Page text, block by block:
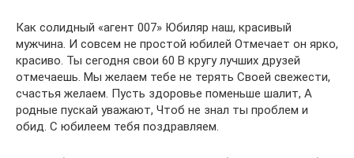
Как солидный «агент 007» Юбиляр наш, красивый
мужчина. И совсем не простой юбилей Отмечает он ярко,
красиво. Ты сегодня свои 60 В кругу лучших друзей
отмечаешь. Мы желаем тебе не терять Своей свежести,
счастья желаем. Пусть здоровье поменьше шалит, А
родные пускай уважают, Чтоб не знал ты проблем и
обид. С юбилеем тебя поздравляем.